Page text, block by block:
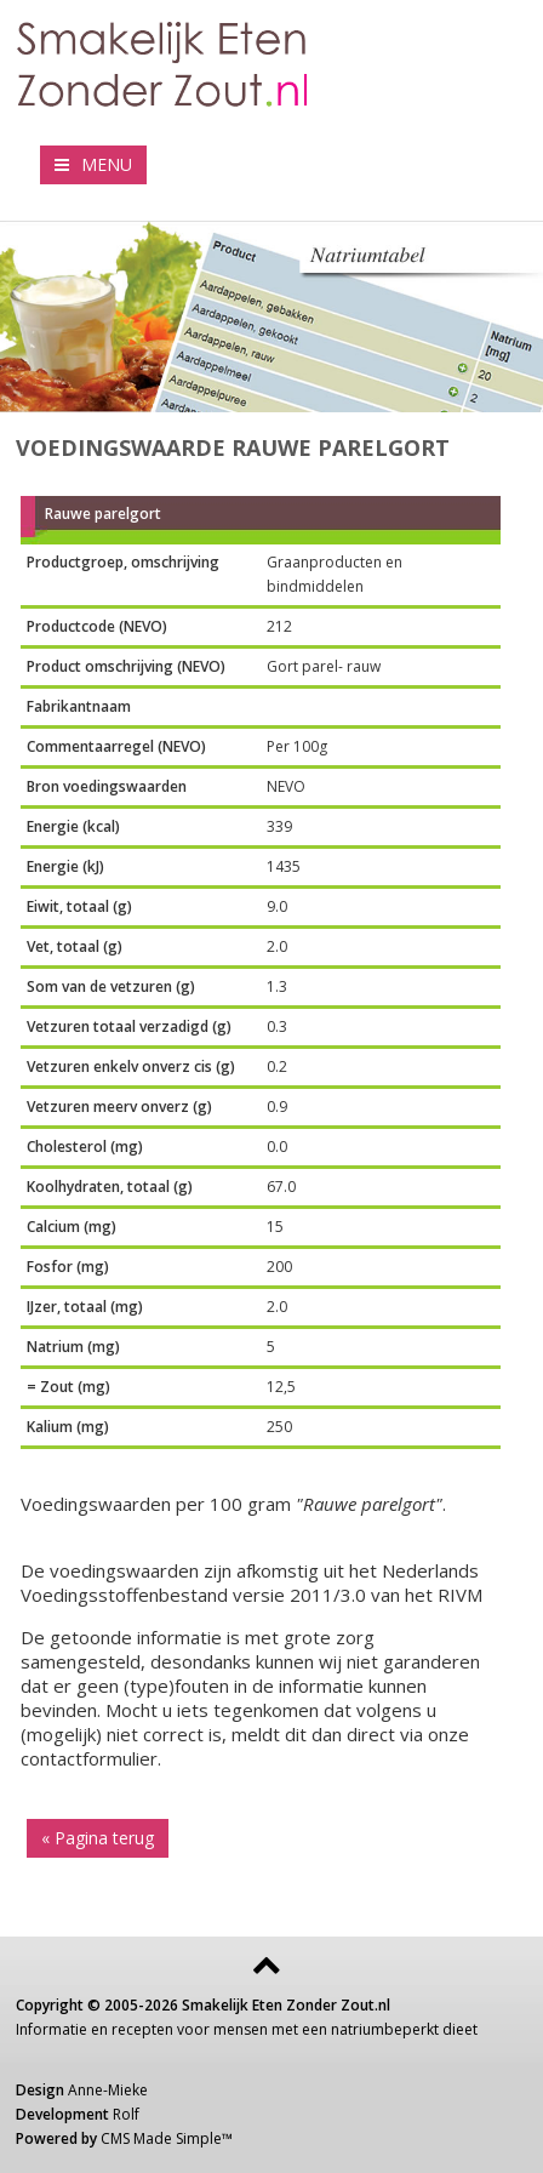
MENU
VOEDINGSWAARDE RAUWE PARELGORT
Rauwe parelgort
Productgroep, omschrijving
Graanproducten en
bindmiddelen
Productcode (NEVO)
212
Product omschrijving (NEVO)
Gort parel- rauw
Fabrikantnaam
Commentaarregel (NEVO)
Per 100g
Bron voedingswaarden
NEVO
Energie (kcal)
339
Energie (kJ)
1435
Eiwit, totaal (g)
9.0
Vet, totaal (g)
2.0
Som van de vetzuren (g)
1.3
Vetzuren totaal verzadigd (g)
0.3
Vetzuren enkelv onverz cis (g)
0.2
Vetzuren meerv onverz (g)
0.9
Cholesterol (mg)
0.0
Koolhydraten, totaal (g)
67.0
Calcium (mg)
15
Fosfor (mg)
200
IJzer, totaal (mg)
2.0
Natrium (mg)
5
= Zout (mg)
12,5
Kalium (mg)
250
Voedingswaarden per 100 gram "Rauwe parelgort".
De voedingswaarden zijn afkomstig uit het Nederlands
Voedingsstoffenbestand versie 2011/3.0 van het RIVM
De getoonde informatie is met grote zorg
samengesteld, desondanks kunnen wij niet garanderen
dat er geen (type)fouten in de informatie kunnen
bevinden. Mocht u iets tegenkomen dat volgens u
(mogelijk) niet correct is, meldt dit dan direct via onze
contactformulier.
« Pagina terug
Copyright © 2005-2026 Smakelijk Eten Zonder Zout.nl
Informatie en recepten voor mensen met een natriumbeperkt dieet
Design Anne-Mieke
Development Rolf
Powered by CMS Made Simple™